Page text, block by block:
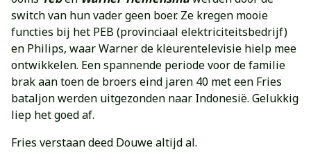
switch van hun vader geen boer. Ze kregen mooie
functies bij het PEB (provinciaal elektriciteitsbedrijf)
en Philips, waar Warner de kleurentelevisie hielp mee
ontwikkelen. Een spannende periode voor de familie
brak aan toen de broers eind jaren 40 met een Fries
bataljon werden uitgezonden naar Indonesië. Gelukkig
liep het goed af.
Fries verstaan deed Douwe altijd al.